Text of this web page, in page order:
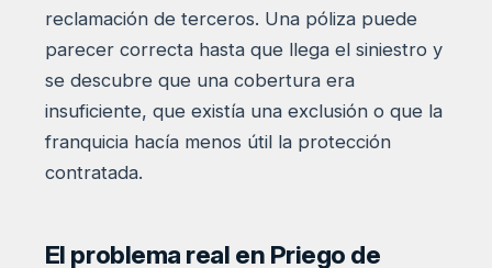
reclamación de terceros. Una póliza puede
parecer correcta hasta que llega el siniestro y
se descubre que una cobertura era
insuficiente, que existía una exclusión o que la
franquicia hacía menos útil la protección
contratada.
El problema real en Priego de